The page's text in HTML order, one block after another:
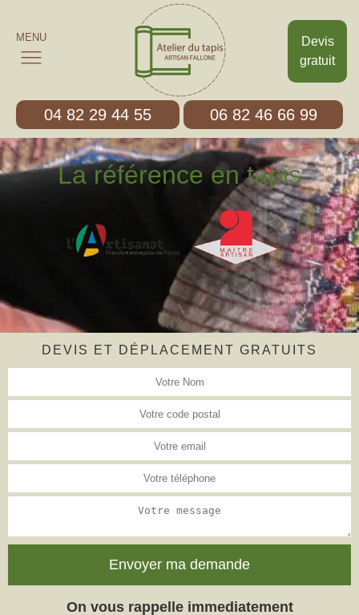
Devis
gratuit
MENU
04 82 29 44 55 06 82 46 66 99
La référence en tapis
DEVIS ET DÉPLACEMENT GRATUITS
On vous rappelle immediatement